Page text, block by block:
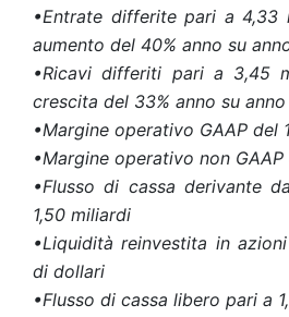
•Entrate differite pari a 4,33
aumento del 40% anno su
•Ricavi differiti pari a 3,45
crescita del 33% anno su anno
•Margine operativo GAAP del
•Margine operativo non GAAP
•Flusso di cassa derivante
1,50 miliardi
•Liquidità reinvestita in
di dollari
•Flusso di cassa libero pari a